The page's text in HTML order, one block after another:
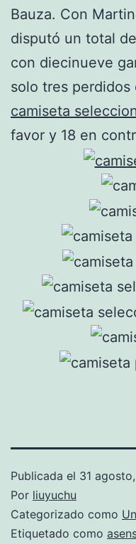
Bauza. Con
disputó un total
con diecinueve
solo tres perdidos
camiseta
favor y 18 en
Publicada el 31
Por liuyuchu
Categorizado como
Etiquetado como